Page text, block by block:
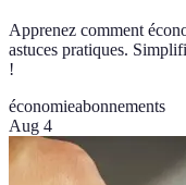
Apprenez comment
astuces pratiques.
!
économieabonnements
Aug 4